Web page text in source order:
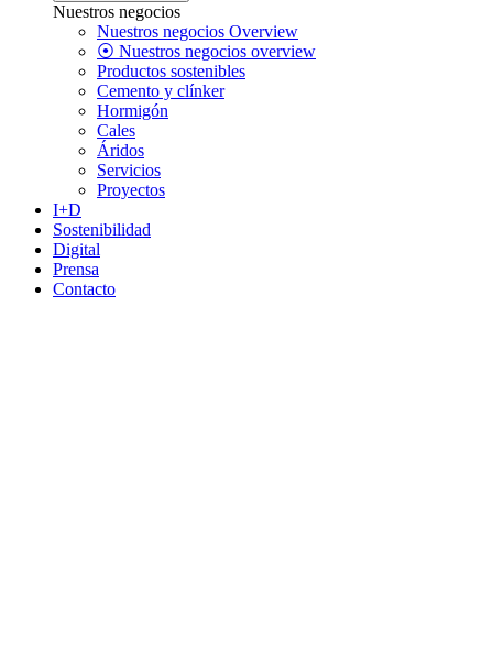
Nuestros negocios
Nuestros negocios Overview
⦿ Nuestros negocios overview
Productos sostenibles
Cemento y clínker
Hormigón
Cales
Áridos
Servicios
Proyectos
I+D
Sostenibilidad
Digital
Prensa
Contacto